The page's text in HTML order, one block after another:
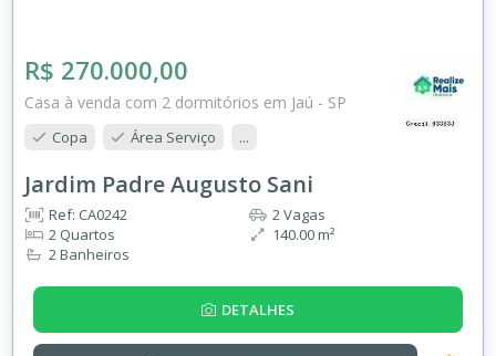
R$ 270.000,00
Casa à venda com 2 dormitórios em Jaú - SP
Copa Área Serviço ...
Jardim Padre Augusto Sani
Ref: CA0242
2 Quartos
2 Banheiros
2 Vagas
140.00 m²
DETALHES